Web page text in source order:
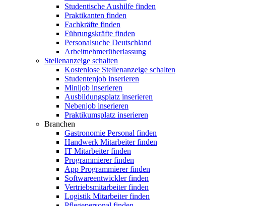
Studentische Aushilfe finden
Praktikanten finden
Fachkräfte finden
Führungskräfte finden
Personalsuche Deutschland
Arbeitnehmerüberlassung
Stellenanzeige schalten
Kostenlose Stellenanzeige schalten
Studentenjob inserieren
Minijob inserieren
Ausbildungsplatz inserieren
Nebenjob inserieren
Praktikumsplatz inserieren
Branchen
Gastronomie Personal finden
Handwerk Mitarbeiter finden
IT Mitarbeiter finden
Programmierer finden
App Programmierer finden
Softwareentwickler finden
Vertriebsmitarbeiter finden
Logistik Mitarbeiter finden